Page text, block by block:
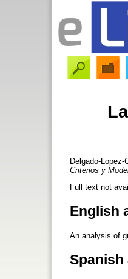
Delgado-Lopez-
Criterios y
Full text not
English
An analysis of